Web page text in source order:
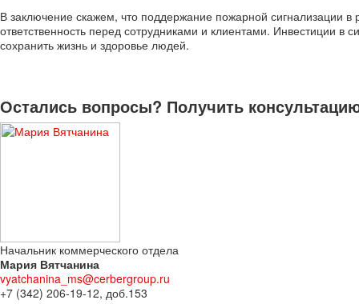
В заключение скажем, что поддержание пожарной сигнализации
ответственность перед сотрудниками и клиентами. Инвестиции в
сохранить жизнь и здоровье людей.
Остались вопросы? Получить
Начальник коммерческого отдела
Мария Вятчанина
vyatchanina_ms@cerbergroup.ru
+7 (342) 206-19-12, доб.153